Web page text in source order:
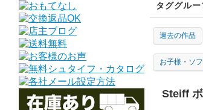
タググルー
過去の作品
お子様・ソ
Steiff